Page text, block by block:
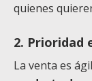
quienes
2. Prioridad
La venta es